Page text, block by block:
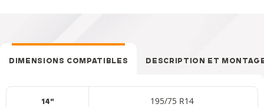
DIMENSIONS COMPATIBLES DESCRIPTION ET
14"
195/75 R14